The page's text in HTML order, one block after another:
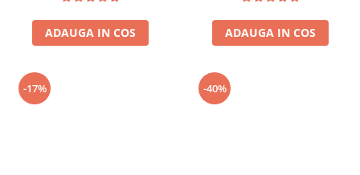
ADAUGA IN COS ADAUGA IN COS
-17% -40%